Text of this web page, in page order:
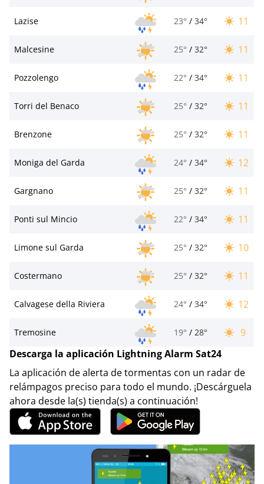
Lazise 23° / 34° 11
Malcesine 25° / 32° 11
Pozzolengo 22° / 34° 11
Torri del Benaco 25° / 32° 11
Brenzone 25° / 32° 11
Moniga del Garda 24° / 34° 12
Gargnano 25° / 32° 11
Ponti sul Mincio 22° / 34° 11
Limone sul Garda 25° / 32° 10
Costermano 25° / 32° 11
Calvagese della Riviera 24° / 34° 12
Tremosine 19° / 28°
9
Descarga la aplicación Lightning Alarm Sat24
La aplicación de alerta de tormentas con un radar de
relámpagos preciso para todo el mundo. ¡Descárguela
ahora desde la(s) tienda(s) a continuación!